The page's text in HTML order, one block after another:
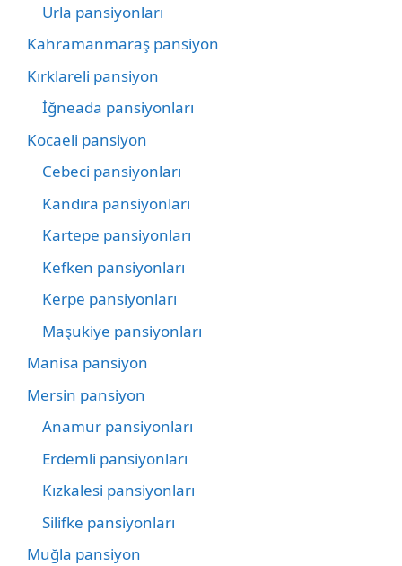
Urla pansiyonları
Kahramanmaraş pansiyon
Kırklareli pansiyon
İğneada pansiyonları
Kocaeli pansiyon
Cebeci pansiyonları
Kandıra pansiyonları
Kartepe pansiyonları
Kefken pansiyonları
Kerpe pansiyonları
Maşukiye pansiyonları
Manisa pansiyon
Mersin pansiyon
Anamur pansiyonları
Erdemli pansiyonları
Kızkalesi pansiyonları
Silifke pansiyonları
Muğla pansiyon